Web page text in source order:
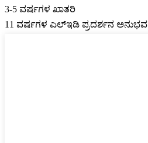
3-5 ವರ್ಷಗಳ ಖಾತರಿ
11 ವರ್ಷಗಳ ಎಲ್ಇಡಿ ಪ್ರದರ್ಶನ ಅನುಭವ